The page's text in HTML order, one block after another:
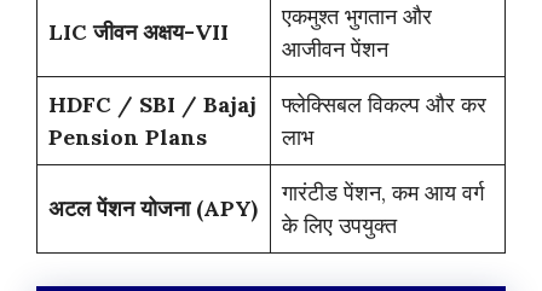
LIC जीवन अक्षय-VII
एकमुश्त भुगतान और
आजीवन पेंशन
HDFC / SBI / Bajaj
Pension Plans
फ्लेक्सिबल विकल्प और कर
लाभ
अटल पेंशन योजना (APY)
गारंटीड पेंशन, कम आय वर्ग
के लिए उपयुक्त